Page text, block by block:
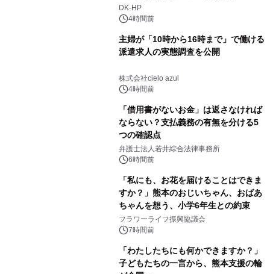
DK-HP
4時間前
主婦が「10時から16時まで」で働ける
派遣求人の実態調査を公開
株式会社cielo azul
4時間前
「借用書がないお金」は返さなければ
ならない？支払義務の有無を分ける5
つの確認点
弁護士法人若井綜合法律事務所
6時間前
「私にも、お花を届けることはできま
すか？」熊本のおじいちゃん、おばあ
ちゃんを想う、小学6年生との約束
フラワーライフ振興協議会
7時間前
「わたしたちにも何かできますか？」
子どもたちの一言から、熊本支援の輪